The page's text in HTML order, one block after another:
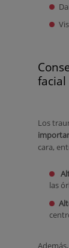
facial
Los
cara,
las